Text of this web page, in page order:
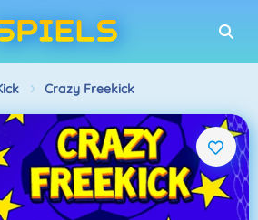
Crazy Freekick